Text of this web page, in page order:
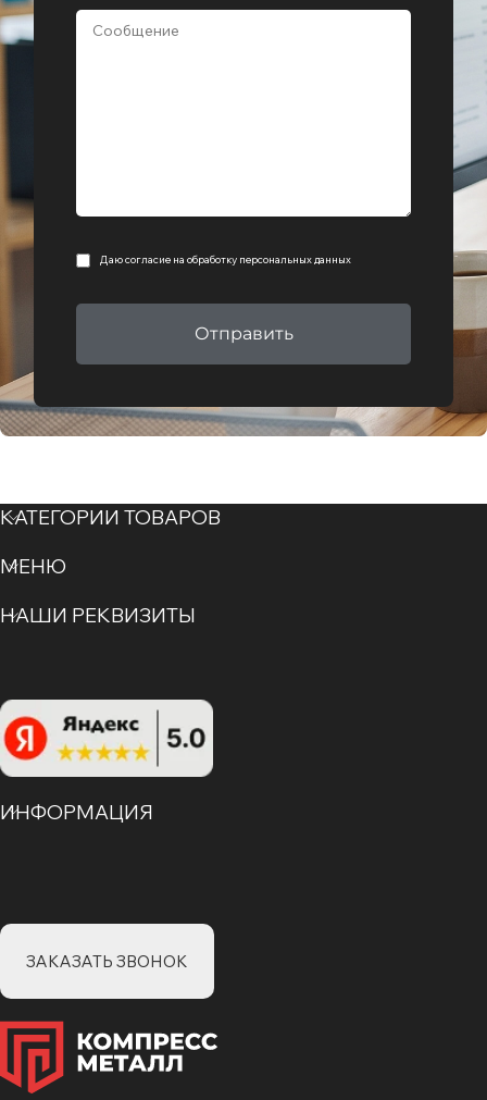
Даю согласие на обработку персональных данных
Отправить
КАТЕГОРИИ ТОВАРОВ
МЕНЮ
НАШИ РЕКВИЗИТЫ
ИНФОРМАЦИЯ
ЗАКАЗАТЬ ЗВОНОК